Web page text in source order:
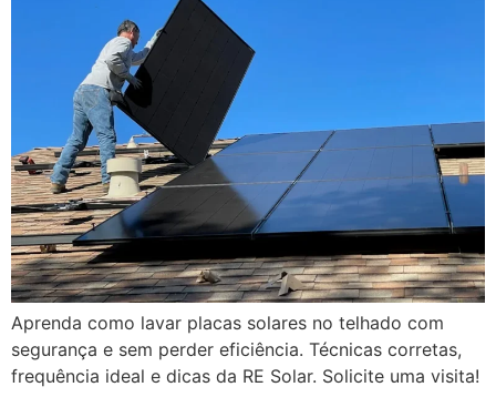
Aprenda como lavar placas solares no telhado com
segurança e sem perder eficiência. Técnicas corretas,
frequência ideal e dicas da RE Solar. Solicite uma visita!